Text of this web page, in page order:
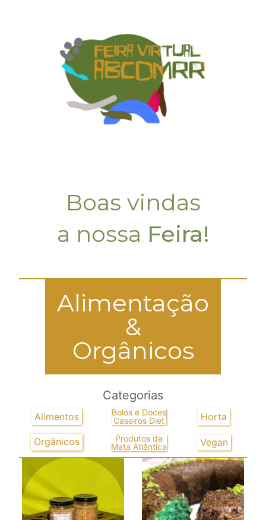
Boas vindas
a nossa Feira!
Alimentação
&
Orgânicos
Categorias
Alimentos
Orgânicos
Bolos e Doces
Caseiros Diet
Produtos da
Mata Atlântica
Horta
Vegan